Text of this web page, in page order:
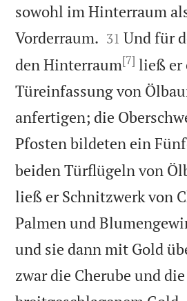
sowohl im Hinterraum
Vorderraum. 

31 Und für
den Hinterraum[7] ließ er
Türeinfassung von
anfertigen; die
Pfosten bildeten ein
beiden Türflügeln von
ließ er Schnitzwerk von
Palmen und
und sie dann mit Gold
zwar die Cherube und